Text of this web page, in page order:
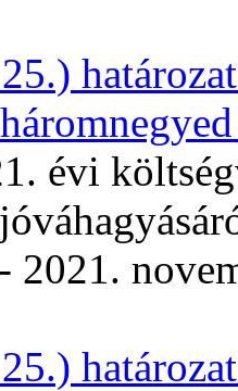
évi
- 2021.